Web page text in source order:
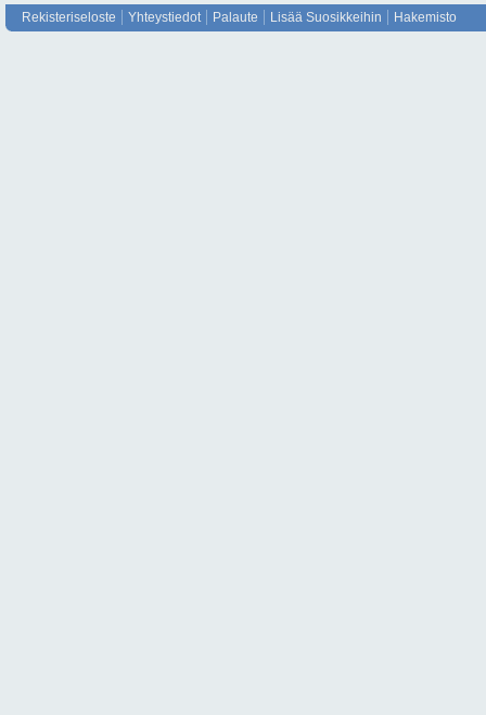
Rekisteriseloste Yhteystiedot Palaute Lisää Suosikkeihin Hakemisto